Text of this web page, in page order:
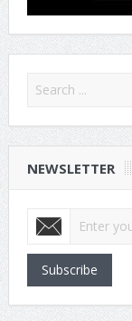
NEWSLETTER
Subscribe